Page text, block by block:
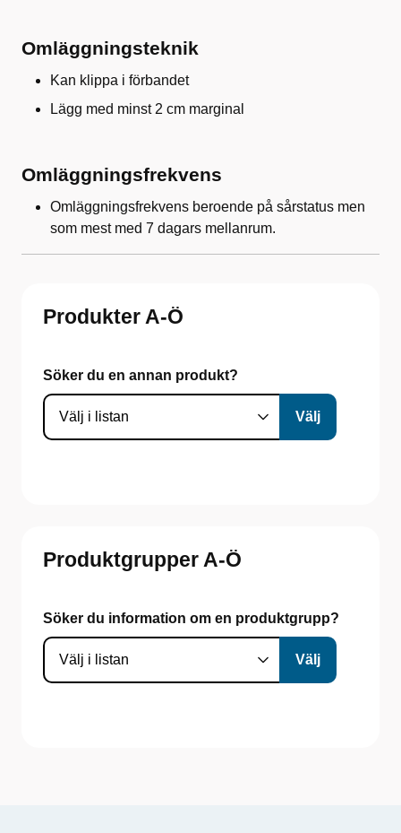
Omläggningsteknik
Kan klippa i förbandet
Lägg med minst 2 cm marginal
Omläggningsfrekvens
Omläggningsfrekvens beroende på sårstatus men
som mest med 7 dagars mellanrum.
Produkter A-Ö
Söker du en annan produkt?
Produktgrupper A-Ö
Söker du information om en produktgrupp?